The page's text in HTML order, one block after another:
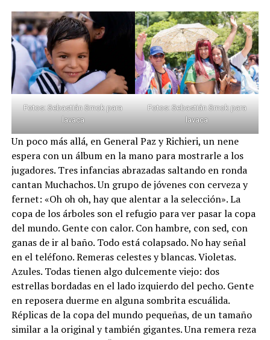
Fotos: Sebastián Smok para
lavaca
Fotos: Sebastián Smok para
lavaca
Un poco más allá, en General Paz y Richieri, un nene
espera con un álbum en la mano para mostrarle a los
jugadores. Tres infancias abrazadas saltando en ronda
cantan Muchachos. Un grupo de jóvenes con cerveza y
fernet: «Oh oh oh, hay que alentar a la selección». La
copa de los árboles son el refugio para ver pasar la copa
del mundo. Gente con calor. Con hambre, con sed, con
ganas de ir al baño. Todo está colapsado. No hay señal
en el teléfono. Remeras celestes y blancas. Violetas.
Azules. Todas tienen algo dulcemente viejo: dos
estrellas bordadas en el lado izquierdo del pecho. Gente
en reposera duerme en alguna sombrita escuálida.
Réplicas de la copa del mundo pequeñas, de un tamaño
similar a la original y también gigantes. Una remera reza